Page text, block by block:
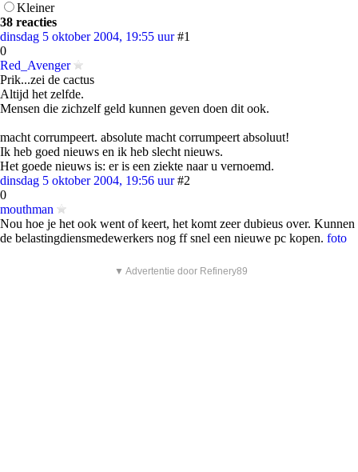
Kleiner
38 reacties
dinsdag 5 oktober 2004, 19:55 uur #1
0
Red_Avenger
Prik...zei de cactus
Altijd het zelfde.
Mensen die zichzelf geld kunnen geven doen dit ook.
macht corrumpeert. absolute macht corrumpeert absoluut!
Ik heb goed nieuws en ik heb slecht nieuws.
Het goede nieuws is: er is een ziekte naar u vernoemd.
dinsdag 5 oktober 2004, 19:56 uur #2
0
mouthman
Nou hoe je het ook went of keert, het komt zeer dubieus over. Kunnen
de belastingdiensmedewerkers nog ff snel een nieuwe pc kopen. foto
▼ Advertentie door Refinery89